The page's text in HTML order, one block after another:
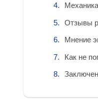
Отзывы
Мнение
Как не